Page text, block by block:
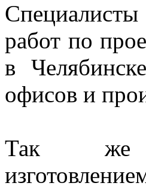
работ по
в
офисов и
Так же